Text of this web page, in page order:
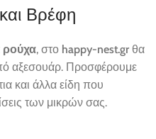
Βρέφη
ρούχα, στο happy-nest.gr θα
αξεσουάρ. Προσφέρουμε
και άλλα είδη που
των μικρών σας.